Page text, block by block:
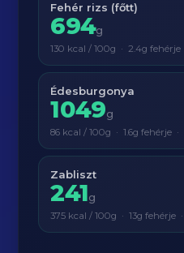
Fehér rizs (főtt)
694g
130 kcal / 100g · 2.4g
Édesburgonya
1049g
86 kcal / 100g · 1.6g fehérje
Zabliszt
241g
375 kcal / 100g · 13g fehérje